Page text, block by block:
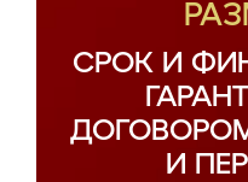
СРОК И
И